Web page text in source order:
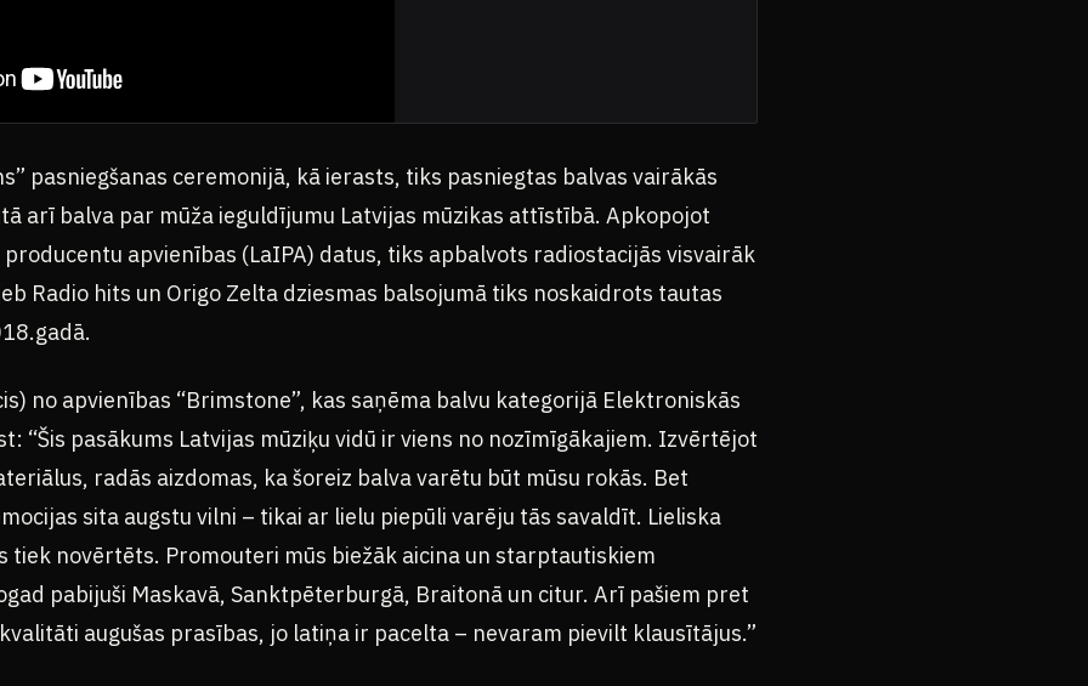
pasniegšanas ceremonijā, kā ierasts, tiks pasniegtas balvas vairākās
arī balva par mūža ieguldījumu Latvijas mūzikas attīstībā. Apkopojot
apvienības (LaIPA) datus, tiks apbalvots radiostacijās visvairāk
Radio hits un Origo Zelta dziesmas balsojumā tiks noskaidrots tautas
no apvienības “Brimstone”, kas saņēma balvu kategorijā Elektroniskās
“Šis pasākums Latvijas mūziķu vidū ir viens no nozīmīgākajiem. Izvērtējot
radās aizdomas, ka šoreiz balva varētu būt mūsu rokās. Bet
sita augstu vilni – tikai ar lielu piepūli varēju tās savaldīt. Lieliska
tiek novērtēts. Promouteri mūs biežāk aicina un starptautiskiem
pabijuši Maskavā, Sanktpēterburgā, Braitonā un citur. Arī pašiem pret
augušas prasības, jo latiņa ir pacelta – nevaram pievilt klausītājus.”